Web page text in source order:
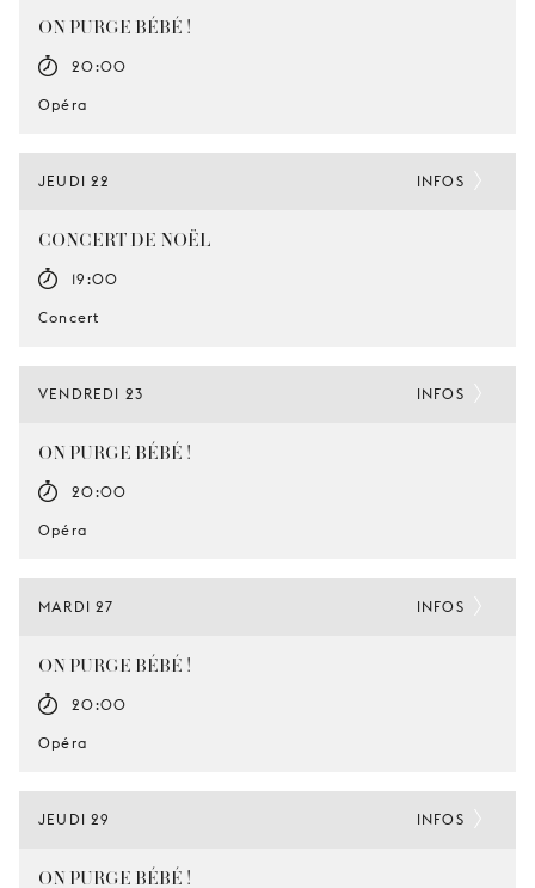
ON PURGE BÉBÉ !
20:00
Opéra
JEUDI 22
CONCERT DE NOËL
19:00
Concert
INFOS
VENDREDI 23
ON PURGE BÉBÉ !
20:00
Opéra
INFOS
MARDI 27
ON PURGE BÉBÉ !
20:00
Opéra
INFOS
JEUDI 29
ON PURGE BÉBÉ !
INFOS